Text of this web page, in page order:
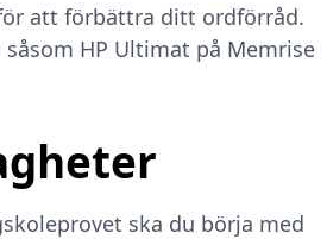
att förbättra ditt ordförråd.
HP Ultimat på Memrise
ska du börja med